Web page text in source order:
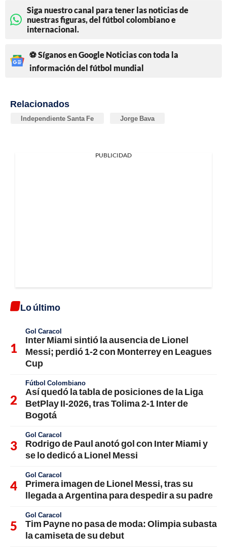
Siga nuestro canal para tener las noticias de
nuestras figuras, del fútbol colombiano e
internacional.
⚽ Síganos en Google Noticias con toda la
información del fútbol mundial
Relacionados
Independiente Santa Fe Jorge Bava
PUBLICIDAD
Lo último
Gol Caracol
Inter Miami sintió la ausencia de Lionel
Messi; perdió 1-2 con Monterrey en Leagues
Cup
Fútbol Colombiano
Así quedó la tabla de posiciones de la Liga
BetPlay II-2026, tras Tolima 2-1 Inter de
Bogotá
Gol Caracol
Rodrigo de Paul anotó gol con Inter Miami y
se lo dedicó a Lionel Messi
Gol Caracol
Primera imagen de Lionel Messi, tras su
llegada a Argentina para despedir a su padre
Gol Caracol
Tim Payne no pasa de moda: Olimpia subasta
la camiseta de su debut